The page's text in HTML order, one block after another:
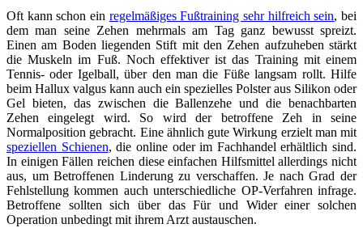
Oft kann schon ein regelmäßiges Fußtraining sehr hilfreich sein, bei
dem man seine Zehen mehrmals am Tag ganz bewusst spreizt.
Einen am Boden liegenden Stift mit den Zehen aufzuheben stärkt
die Muskeln im Fuß. Noch effektiver ist das Training mit einem
Tennis- oder Igelball, über den man die Füße langsam rollt. Hilfe
beim Hallux valgus kann auch ein spezielles Polster aus Silikon oder
Gel bieten, das zwischen die Ballenzehe und die benachbarten
Zehen eingelegt wird. So wird der betroffene Zeh in seine
Normalposition gebracht. Eine ähnlich gute Wirkung erzielt man mit
speziellen Schienen, die online oder im Fachhandel erhältlich sind.
In einigen Fällen reichen diese einfachen Hilfsmittel allerdings nicht
aus, um Betroffenen Linderung zu verschaffen. Je nach Grad der
Fehlstellung kommen auch unterschiedliche OP-Verfahren infrage.
Betroffene sollten sich über das Für und Wider einer solchen
Operation unbedingt mit ihrem Arzt austauschen.